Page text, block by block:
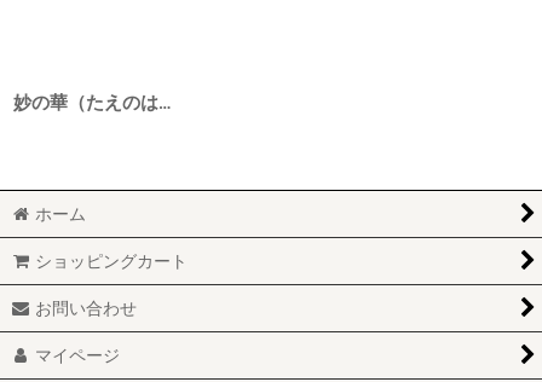
妙の華（たえのはな） 山廃特別純米 備前雄町 4BY 720ml
ホーム
ショッピングカート
お問い合わせ
マイページ